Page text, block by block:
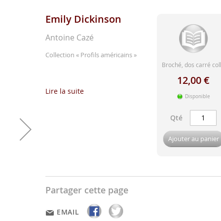
Emily Dickinson
Antoine Cazé
Collection « Profils américains »
Lire la suite
Broché, dos carré
12,00 €
Disponible
Qté
Ajouter au panier
Partager cette page
EMAIL